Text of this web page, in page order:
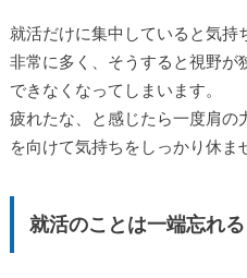
就活だけに集中していると気持
非常に多く、そうすると視野が
できなくなってしまいます。
疲れたな、と感じたら一度肩の
を向けて気持ちをしっかり休ま
就活のことは一端忘れる